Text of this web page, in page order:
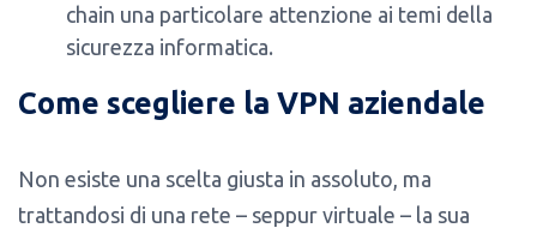
chain una particolare attenzione ai temi della
sicurezza informatica.
Come scegliere la VPN aziendale
Non esiste una scelta giusta in assoluto, ma
trattandosi di una rete – seppur virtuale – la sua